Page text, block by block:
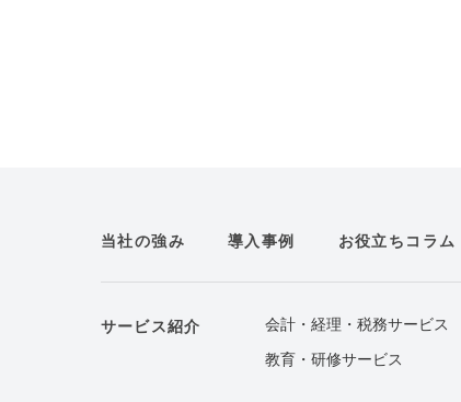
当社の強み 導入事例 お役立ちコラム
サービス紹介 会計・経理・税務サービス
教育・研修サービス